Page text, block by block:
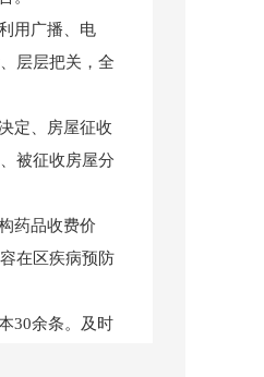
用广播、电
层层把关，全
定、房屋征收
被征收房屋分
药品收费价
在区疾病预防
30余条。及时